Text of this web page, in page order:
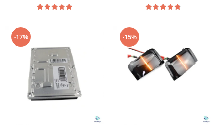
-17% -15%